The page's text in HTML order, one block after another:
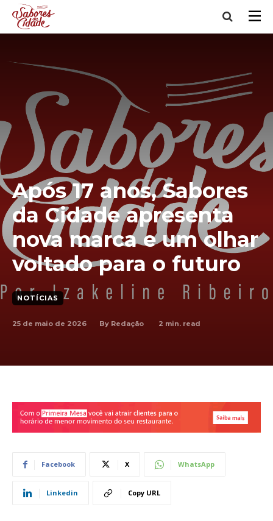
Após 17 anos, Sabores
da Cidade apresenta
nova marca e um olhar
voltado para o futuro
NOTÍCIAS
25 de maio de 2026 By Redação 2 min. read
Facebook X WhatsApp
Linkedin Copy URL